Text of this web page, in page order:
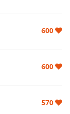
600
600
570